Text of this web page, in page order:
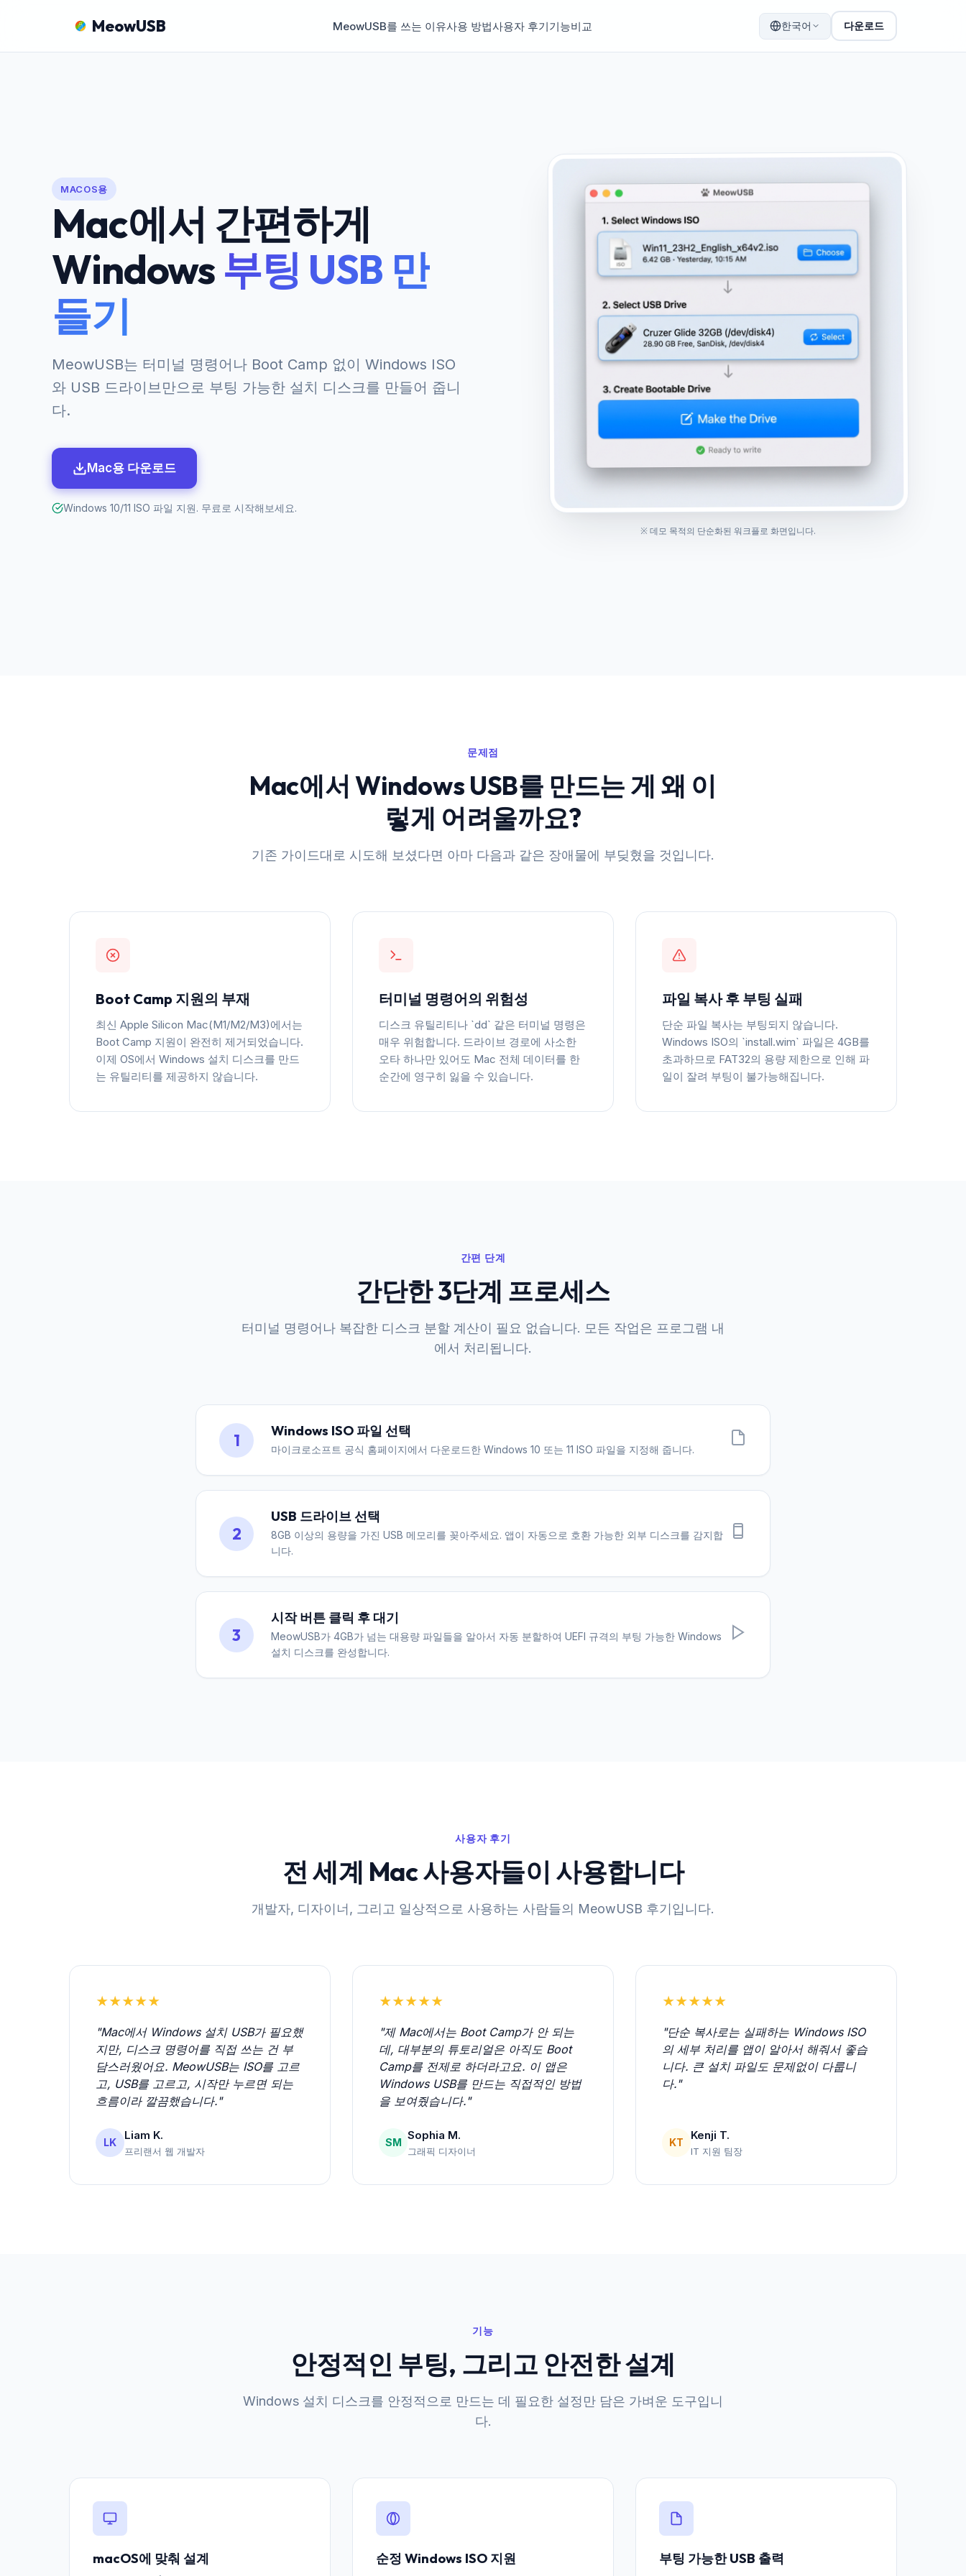
MeowUSB MeowUSB를 쓰는 이유사용 방법사용자 후기기능비교 한국어 다운로드
MACOS용
Mac에서 간편하게
Windows부팅 USB 만
들기
MeowUSB는 터미널 명령어나 Boot Camp 없이 Windows ISO
와 USB 드라이브만으로 부팅 가능한 설치 디스크를 만들어 줍니
다.
Mac용 다운로드
Windows 10/11 ISO 파일 지원. 무료로 시작해보세요.
※ 데모 목적의 단순화된 워크플로 화면입니다.
문제점
Mac에서 Windows USB를 만드는 게 왜 이
렇게 어려울까요?
기존 가이드대로 시도해 보셨다면 아마 다음과 같은 장애물에 부딪혔을 것입니다.
Boot Camp 지원의 부재
최신 Apple Silicon Mac(M1/M2/M3)에서는
Boot Camp 지원이 완전히 제거되었습니다.
이제 OS에서 Windows 설치 디스크를 만드
는 유틸리티를 제공하지 않습니다.
터미널 명령어의 위험성
디스크 유틸리티나 `dd` 같은 터미널 명령은
매우 위험합니다. 드라이브 경로에 사소한
오타 하나만 있어도 Mac 전체 데이터를 한
순간에 영구히 잃을 수 있습니다.
파일 복사 후 부팅 실패
단순 파일 복사는 부팅되지 않습니다.
Windows ISO의 `install.wim` 파일은 4GB를
초과하므로 FAT32의 용량 제한으로 인해 파
일이 잘려 부팅이 불가능해집니다.
간편 단계
간단한 3단계 프로세스
터미널 명령어나 복잡한 디스크 분할 계산이 필요 없습니다. 모든 작업은 프로그램 내
에서 처리됩니다.
1 Windows ISO 파일 선택
마이크로소프트 공식 홈페이지에서 다운로드한 Windows 10 또는 11 ISO 파일을 지정해 줍니다.
2
USB 드라이브 선택
8GB 이상의 용량을 가진 USB 메모리를 꽂아주세요. 앱이 자동으로 호환 가능한 외부 디스크를 감지합
니다.
3
시작 버튼 클릭 후 대기
MeowUSB가 4GB가 넘는 대용량 파일들을 알아서 자동 분할하여 UEFI 규격의 부팅 가능한 Windows
설치 디스크를 완성합니다.
사용자 후기
전 세계 Mac 사용자들이 사용합니다
개발자, 디자이너, 그리고 일상적으로 사용하는 사람들의 MeowUSB 후기입니다.
★★★★★
"Mac에서 Windows 설치 USB가 필요했
지만, 디스크 명령어를 직접 쓰는 건 부
담스러웠어요. MeowUSB는 ISO를 고르
고, USB를 고르고, 시작만 누르면 되는
흐름이라 깔끔했습니다."
LK
Liam K.
프리랜서 웹 개발자
★★★★★
"제 Mac에서는 Boot Camp가 안 되는
데, 대부분의 튜토리얼은 아직도 Boot
Camp를 전제로 하더라고요. 이 앱은
Windows USB를 만드는 직접적인 방법
을 보여줬습니다."
SM
Sophia M.
그래픽 디자이너
★★★★★
"단순 복사로는 실패하는 Windows ISO
의 세부 처리를 앱이 알아서 해줘서 좋습
니다. 큰 설치 파일도 문제없이 다룹니
다."
KT
Kenji T.
IT 지원 팀장
기능
안정적인 부팅, 그리고 안전한 설계
Windows 설치 디스크를 안정적으로 만드는 데 필요한 설정만 담은 가벼운 도구입니
다.
macOS에 맞춰 설계 순정 Windows ISO 지원 부팅 가능한 USB 출력